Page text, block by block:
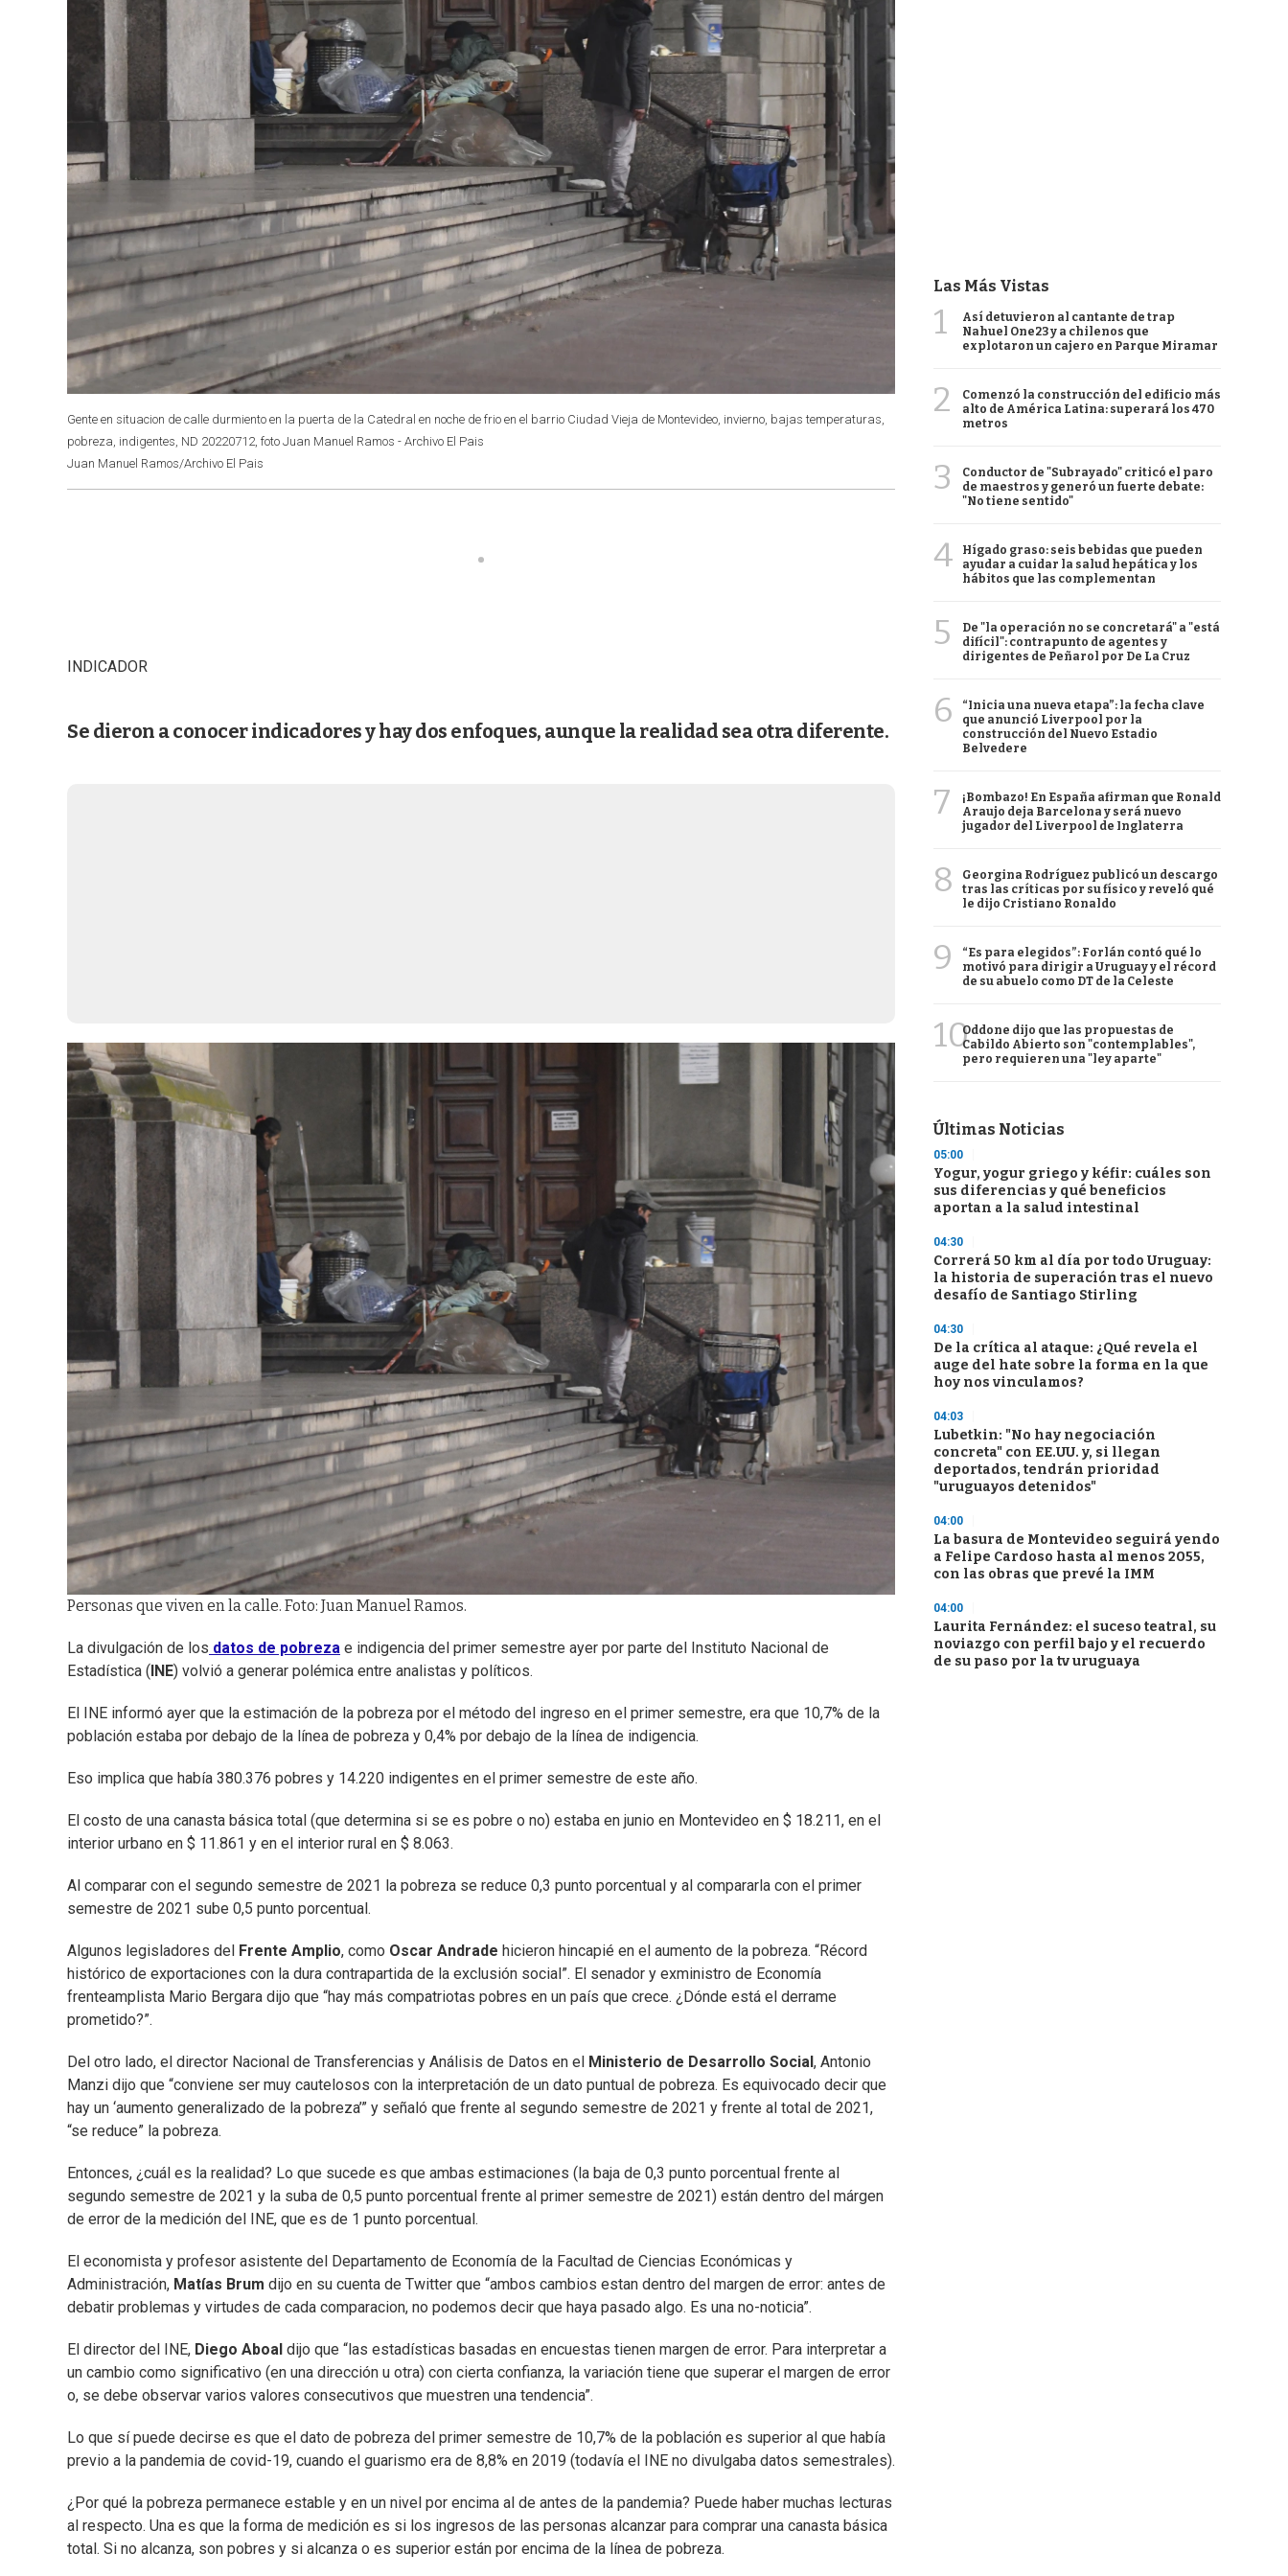
Gente en situacion de calle durmiento en la puerta de la Catedral en noche de frio en el barrio Ciudad Vieja de Montevideo, invierno, bajas temperaturas,
pobreza, indigentes, ND 20220712, foto Juan Manuel Ramos - Archivo El Pais
Juan Manuel Ramos/Archivo El Pais
INDICADOR
Se dieron a conocer indicadores y hay dos enfoques, aunque la realidad sea otra diferente.
Personas que viven en la calle. Foto: Juan Manuel Ramos.
La divulgación de los datos de pobreza e indigencia del primer semestre ayer por parte del Instituto Nacional de
Estadística ( INE) volvió a generar polémica entre analistas y políticos.
El INE informó ayer que la estimación de la pobreza por el método del ingreso en el primer semestre, era que 10,7% de la
población estaba por debajo de la línea de pobreza y 0,4% por debajo de la línea de indigencia.
Eso implica que había 380.376 pobres y 14.220 indigentes en el primer semestre de este año.
El costo de una canasta básica total (que determina si se es pobre o no) estaba en junio en Montevideo en $ 18.211, en el
interior urbano en $ 11.861 y en el interior rural en $ 8.063.
Al comparar con el segundo semestre de 2021 la pobreza se reduce 0,3 punto porcentual y al compararla con el primer
semestre de 2021 sube 0,5 punto porcentual.
Algunos legisladores del Frente Amplio, como Oscar Andrade hicieron hincapié en el aumento de la pobreza. “Récord
histórico de exportaciones con la dura contrapartida de la exclusión social”. El senador y exministro de Economía
frenteamplista Mario Bergara dijo que “hay más compatriotas pobres en un país que crece. ¿Dónde está el derrame
prometido?”.
Del otro lado, el director Nacional de Transferencias y Análisis de Datos en el Ministerio de Desarrollo Social , Antonio
Manzi dijo que “conviene ser muy cautelosos con la interpretación de un dato puntual de pobreza. Es equivocado decir que
hay un ‘aumento generalizado de la pobreza’” y señaló que frente al segundo semestre de 2021 y frente al total de 2021,
“se reduce” la pobreza.
Entonces, ¿cuál es la realidad? Lo que sucede es que ambas estimaciones (la baja de 0,3 punto porcentual frente al
segundo semestre de 2021 y la suba de 0,5 punto porcentual frente al primer semestre de 2021) están dentro del márgen
de error de la medición del INE, que es de 1 punto porcentual.
El economista y profesor asistente del Departamento de Economía de la Facultad de Ciencias Económicas y
Administración, Matías Brum dijo en su cuenta de Twitter que “ambos cambios estan dentro del margen de error: antes de
debatir problemas y virtudes de cada comparacion, no podemos decir que haya pasado algo. Es una no-noticia”.
El director del INE, Diego Aboal dijo que “las estadísticas basadas en encuestas tienen margen de error. Para interpretar a
un cambio como significativo (en una dirección u otra) con cierta confianza, la variación tiene que superar el margen de error
o, se debe observar varios valores consecutivos que muestren una tendencia”.
Lo que sí puede decirse es que el dato de pobreza del primer semestre de 10,7% de la población es superior al que había
previo a la pandemia de covid-19, cuando el guarismo era de 8,8% en 2019 (todavía el INE no divulgaba datos semestrales).
¿Por qué la pobreza permanece estable y en un nivel por encima al de antes de la pandemia? Puede haber muchas lecturas
al respecto. Una es que la forma de medición es si los ingresos de las personas alcanzar para comprar una canasta básica
total. Si no alcanza, son pobres y si alcanza o es superior están por encima de la línea de pobreza.
Las Más Vistas
1
Así detuvieron al cantante de trap
Nahuel One23 y a chilenos que
explotaron un cajero en Parque Miramar
2
Comenzó la construcción del edificio más
alto de América Latina: superará los 470
metros
3
Conductor de "Subrayado" criticó el paro
de maestros y generó un fuerte debate:
"No tiene sentido"
4
Hígado graso: seis bebidas que pueden
ayudar a cuidar la salud hepática y los
hábitos que las complementan
5
De "la operación no se concretará" a "está
difícil": contrapunto de agentes y
dirigentes de Peñarol por De La Cruz
6
“Inicia una nueva etapa”: la fecha clave
que anunció Liverpool por la
construcción del Nuevo Estadio
Belvedere
7
¡Bombazo! En España afirman que Ronald
Araujo deja Barcelona y será nuevo
jugador del Liverpool de Inglaterra
8
Georgina Rodríguez publicó un descargo
tras las críticas por su físico y reveló qué
le dijo Cristiano Ronaldo
9
“Es para elegidos”: Forlán contó qué lo
motivó para dirigir a Uruguay y el récord
de su abuelo como DT de la Celeste
10Oddone dijo que las propuestas de
Cabildo Abierto son "contemplables",
pero requieren una "ley aparte"
Últimas Noticias
05:00
Yogur, yogur griego y kéfir: cuáles son
sus diferencias y qué beneficios
aportan a la salud intestinal
04:30
Correrá 50 km al día por todo Uruguay:
la historia de superación tras el nuevo
desafío de Santiago Stirling
04:30
De la crítica al ataque: ¿Qué revela el
auge del hate sobre la forma en la que
hoy nos vinculamos?
04:03
Lubetkin: "No hay negociación
concreta" con EE.UU. y, si llegan
deportados, tendrán prioridad
"uruguayos detenidos"
04:00
La basura de Montevideo seguirá yendo
a Felipe Cardoso hasta al menos 2055,
con las obras que prevé la IMM
04:00
Laurita Fernández: el suceso teatral, su
noviazgo con perfil bajo y el recuerdo
de su paso por la tv uruguaya